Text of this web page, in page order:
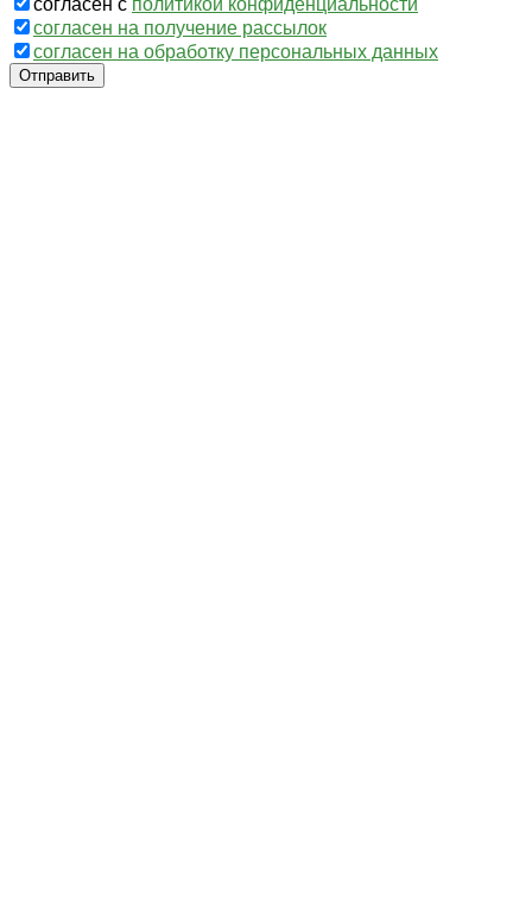
согласен с политикой конфиденциальности
согласен на получение рассылок
согласен на обработку персональных данных
Отправить